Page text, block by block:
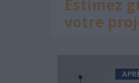
Estimez
votre